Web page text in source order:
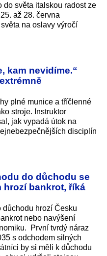
do světa italskou radost ze
až 28. června
na oslavy výročí
kam nevidíme.“
plné munice a tříčlenné
stroje. Instruktor
jak vypadá útok na
disciplín
do důchodu se
hrozí bankrot, říká
důchodu hrozí Česku
nebo navýšení
První tvrdý náraz
s odchodem silných
by si měli k důchodu